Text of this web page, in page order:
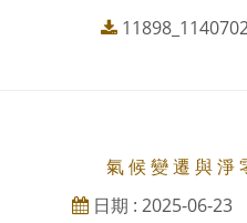
氣 候 變 遷 與 淨
日期 : 2025-06-23